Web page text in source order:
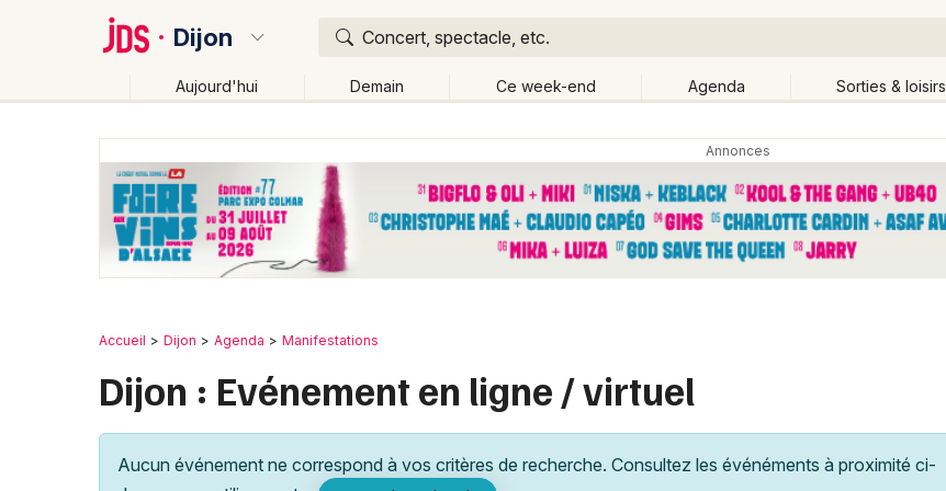
Dijon Concert, spectacle, etc.
Aujourd'hui Demain Ce week-end Agenda Sorties & loisirs
Publier un événement
Grands événements
Manifestations
Foires & salons
Bordeaux
Marseille
Accueil Dijon Agenda Manifestations
Dijon : Evénement en ligne / virtuel
Aucun événement ne correspond à vos critères de recherche. Consultez les événéments à proximité ci-
Où ?
Dijon et alentours Côte d'Or (21) Partout
Près de moi
Quand ?
Aujourd'hui